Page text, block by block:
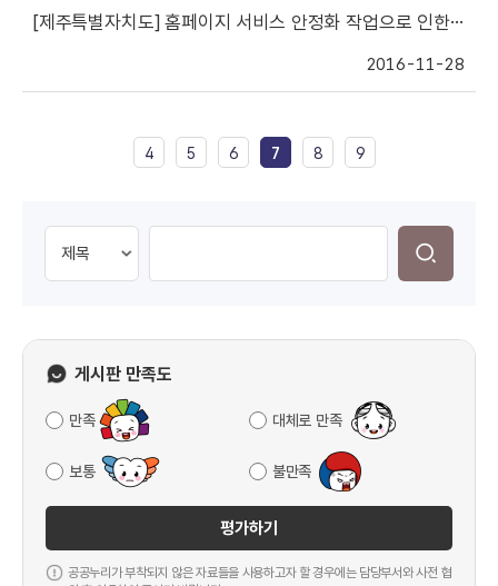
[제주특별자치도] 홈페이지 서비스 안정화 작업으로 인한 서비스 제한 안내
2016-11-28
4 5 6 7 8 9
게시판 만족도
만족 대체로 만족
보통 불만족
평가하기
공공누리가 부착되지 않은 자료들을 사용하고자 할 경우에는 담당부서와 사전 협